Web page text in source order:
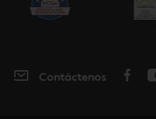
Contáctenos